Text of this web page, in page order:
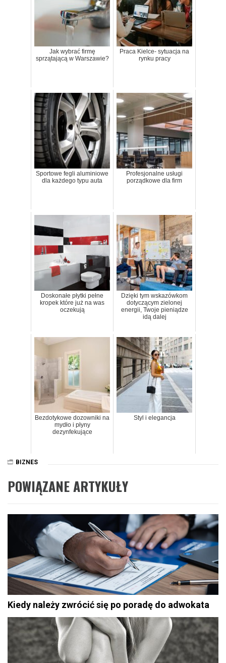
Jak wybrać firmę
sprzątającą w Warszawie?
Praca Kielce- sytuacja na
rynku pracy
Sportowe fegli aluminiowe
dla każdego typu auta
Profesjonalne usługi
porządkowe dla firm
Doskonałe płytki pełne
kropek które już na was
oczekują
Dzięki tym wskazówkom
dotyczącym zielonej
energii, Twoje pieniądze
idą dalej
Bezdotykowe dozowniki na
mydło i płyny
dezynfekujące
Styl i elegancja
BIZNES
POWIĄZANE ARTYKUŁY
Kiedy należy zwrócić się po poradę do adwokata